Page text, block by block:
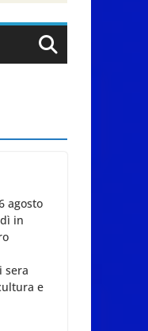
agosto
in
sera
e